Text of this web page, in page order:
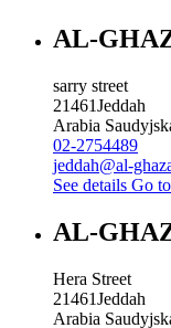
AL-
sarry street
21461Jeddah
Arabia
02-2754489
jeddah@al-
See details Go
AL-
Hera Street
21461Jeddah
Arabia